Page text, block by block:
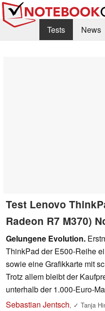
Tests News
Test Lenovo
Radeon R7 M370)
Gelungene Evolution.
ThinkPad der E500-Reihe
sowie eine Grafikkarte mit
Trotz allem bleibt der
unterhalb der 1.000-Euro-
Sebastian Jentsch, ✓ Tanja